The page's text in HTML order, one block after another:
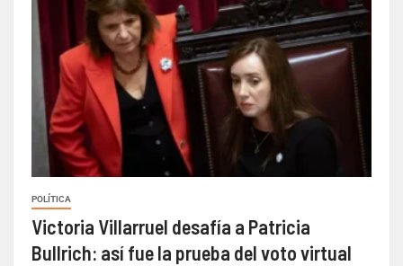
POLÍTICA
Victoria Villarruel desafía a Patricia
Bullrich: así fue la prueba del voto virtual